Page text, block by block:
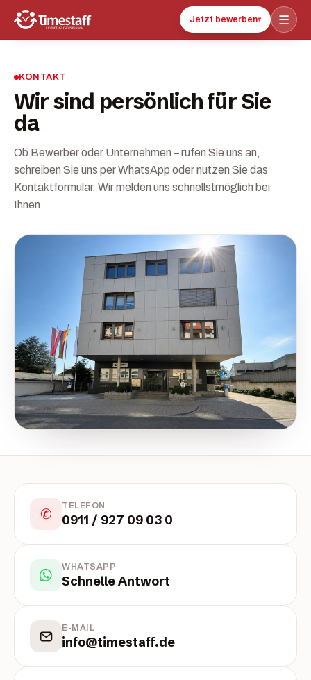
Jetzt bewerben▾ ☰
KONTAKT
Wir sind persönlich für Sie
da
Ob Bewerber oder Unternehmen – rufen Sie uns an,
schreiben Sie uns per WhatsApp oder nutzen Sie das
Kontaktformular. Wir melden uns schnellstmöglich bei
Ihnen.
✆
TELEFON
0911 / 927 09 03 0
WHATSAPP
Schnelle Antwort
E-MAIL
info@timestaff.de